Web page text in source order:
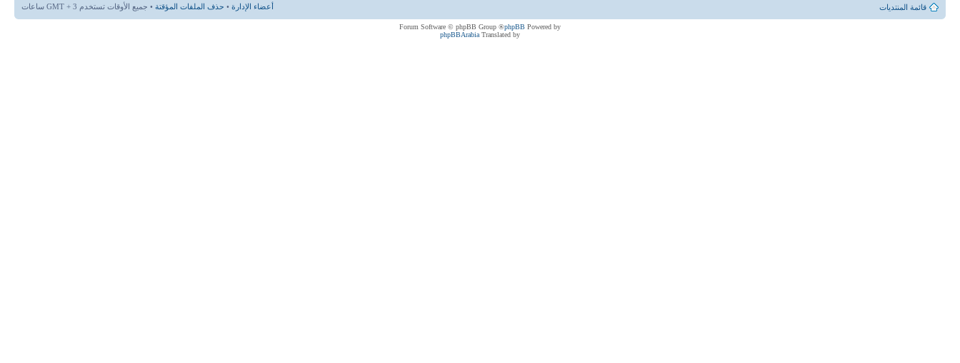
قائمة المنتديات أعضاء الإدارة • حذف الملفات المؤقتة • جميع الأوقات تستخدم GMT + 3 ساعات
Powered by
phpBB
® Forum Software © phpBB Group
Translated by
phpBBArabia